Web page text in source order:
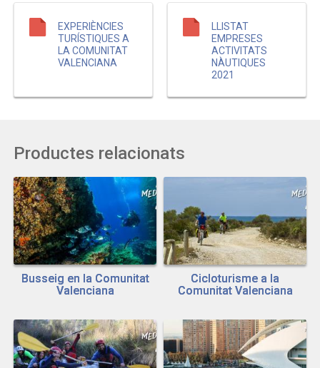
EXPERIÈNCIES
TURÍSTIQUES A
LA COMUNITAT
VALENCIANA
LLISTAT
EMPRESES
ACTIVITATS
NÀUTIQUES
2021
Productes relacionats
Busseig en la Comunitat
Valenciana
Cicloturisme a la
Comunitat Valenciana